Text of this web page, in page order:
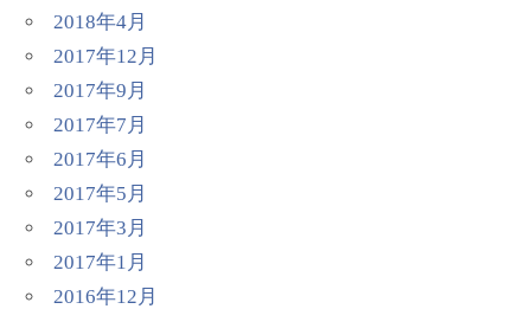
2018年4月
2017年12月
2017年9月
2017年7月
2017年6月
2017年5月
2017年3月
2017年1月
2016年12月